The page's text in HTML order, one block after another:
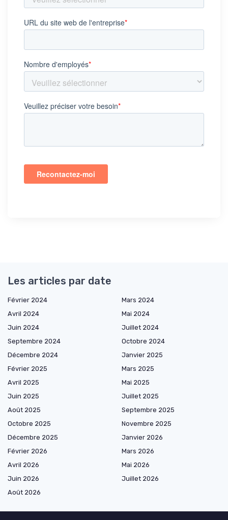
Les articles par date
Février 2024
Mars 2024
Avril 2024
Mai 2024
Juin 2024
Juillet 2024
Septembre 2024
Octobre 2024
Décembre 2024
Janvier 2025
Février 2025
Mars 2025
Avril 2025
Mai 2025
Juin 2025
Juillet 2025
Août 2025
Septembre 2025
Octobre 2025
Novembre 2025
Décembre 2025
Janvier 2026
Février 2026
Mars 2026
Avril 2026
Mai 2026
Juin 2026
Juillet 2026
Août 2026